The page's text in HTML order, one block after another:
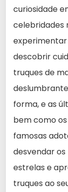
curiosidade
celebridades
experimentar
descobrir
truques de
forma, e as
bem como
famosas
desvendar
estrelas e
truques ao